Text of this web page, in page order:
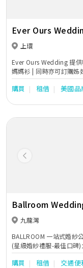
Ever Ours
上環
Ever Ours Wedding 提
媽媽衫 | 同時亦可訂購姊
購買 租借 美國品
Previous
Ballroom
九龍灣
BALLROOM 一站式婚
(星級婚紗禮服-最佳口碑)
購買 租借 交通便